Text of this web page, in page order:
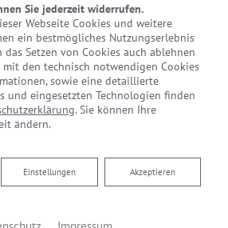
Sie jederzeit widerrufen.
Webseite Cookies und weitere
ein bestmögliches Nutzungserlebnis
Setzen von Cookies auch ablehnen
den technisch notwendigen Cookies
sowie eine detaillierte
und eingesetzten Technologien finden
. Sie können Ihre
ändern.
Akzeptieren
Einstellungen